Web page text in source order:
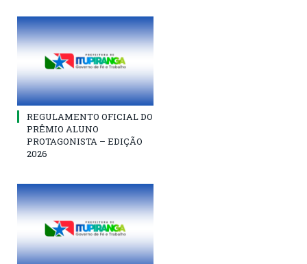
REGULAMENTO OFICIAL DO
PRÊMIO ALUNO
PROTAGONISTA – EDIÇÃO
2026